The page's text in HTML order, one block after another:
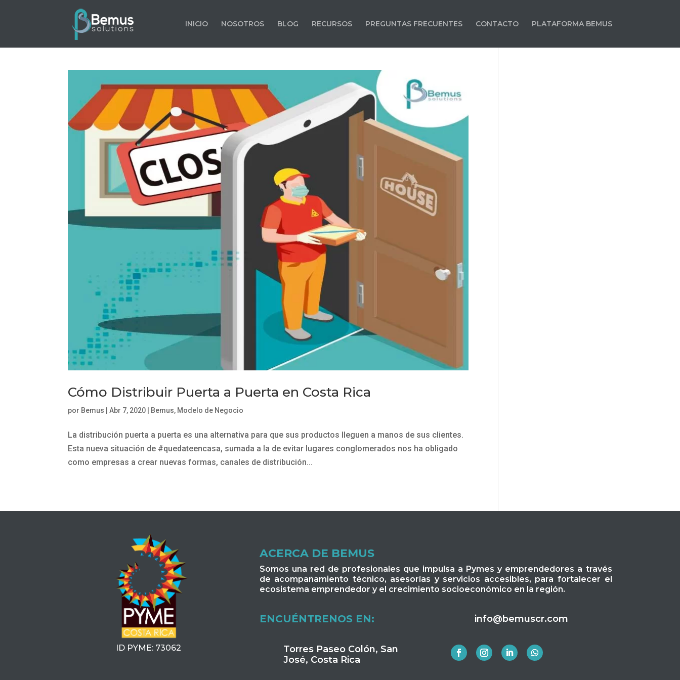
INICIO NOSOTROS BLOG RECURSOS PREGUNTAS FRECUENTES CONTACTO PLATAFORMA BEMUS
Cómo Distribuir Puerta a Puerta en Costa Rica
por Bemus |Abr 7, 2020 Bemus, Modelo de Negocio
La distribución puerta a puerta es una alternativa para que sus productos lleguen a manos de sus clientes.
Esta nueva situación de #quedateencasa, sumada a la de evitar lugares conglomerados nos ha obligado
como empresas a crear nuevas formas, canales de distribución...
ID PYME: 73062
ACERCA DE BEMUS
Somos una red de profesionales que impulsa a Pymes y emprendedores a través
de acompañamiento técnico, asesorías y servicios accesibles, para fortalecer el
ecosistema emprendedor y el crecimiento socioeconómico en la región.
ENCUÉNTRENOS EN:
Torres Paseo Colón, San
José, Costa Rica
info@bemuscr.com